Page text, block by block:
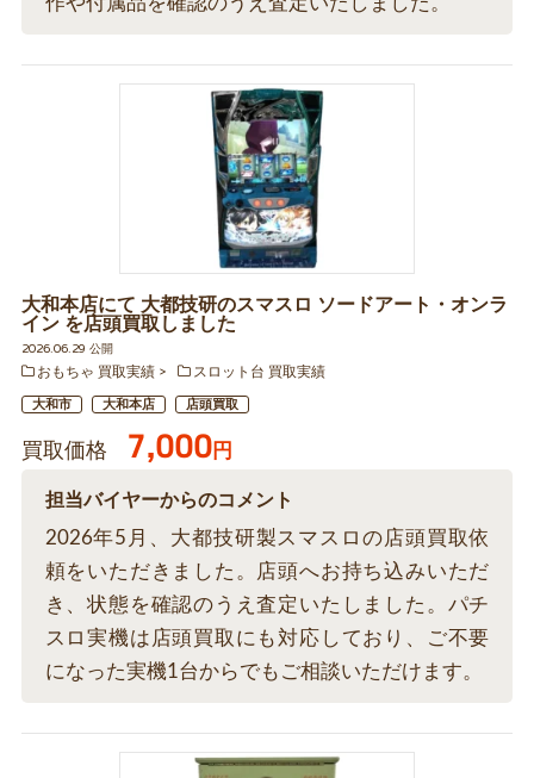
大和本店にて 大都技研のスマスロ ソードアート・オンラ
イン を店頭買取しました
2026.06.29 公開
おもちゃ 買取実績
スロット台 買取実績
大和市 大和本店 店頭買取
買取価格 7,000円
担当バイヤーからのコメント
2026年5月、大都技研製スマスロの店頭買取依
頼をいただきました。店頭へお持ち込みいただ
き、状態を確認のうえ査定いたしました。パチ
スロ実機は店頭買取にも対応しており、ご不要
になった実機1台からでもご相談いただけます。